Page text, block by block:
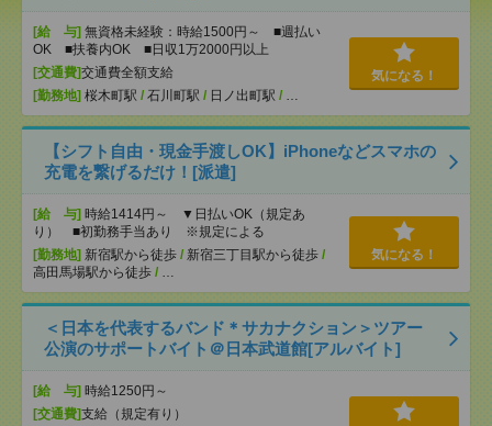
[給 与] 無資格未経験：時給1500円～ ■週払い
OK ■扶養内OK ■日収1万2000円以上
[交通費]交通費全額支給
[勤務地] 桜木町駅 / 石川町駅 / 日ノ出町駅 / …
気になる！
【シフト自由・現金手渡しOK】iPhoneなどスマホの
充電を繋げるだけ！[派遣]
[給 与] 時給1414円～ ▼日払いOK（規定あ
り） ■初勤務手当あり ※規定による
[勤務地] 新宿駅から徒歩 / 新宿三丁目駅から徒歩 /
高田馬場駅から徒歩 / …
気になる！
＜日本を代表するバンド＊サカナクション＞ツアー
公演のサポートバイト＠日本武道館[アルバイト]
[給 与] 時給1250円～
[交通費]支給（規定有り）